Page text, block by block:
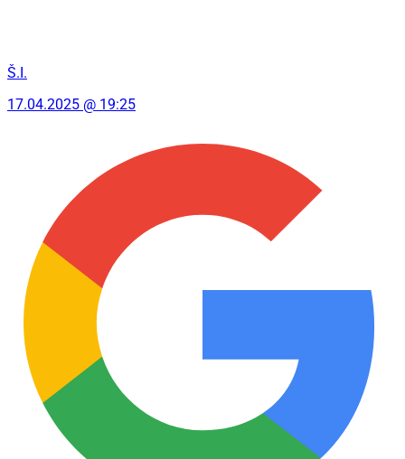
Š.I.
17.04.2025 @ 19:25